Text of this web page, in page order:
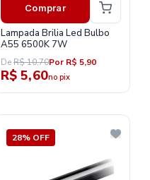
Comprar
Lampada Brilia Led Bulbo
A55 6500K 7W
DeR$ 10,70Por R$ 5,90
R$ 5,60no pix
28% OFF